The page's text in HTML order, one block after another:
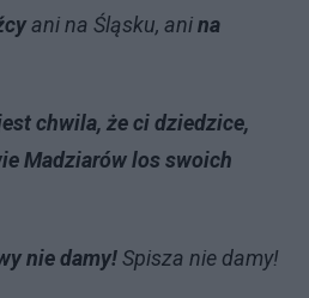
ani na Śląsku, anina
chwila, że ci dziedzice,
Madziarów los swoich
nie damy!Spisza nie damy!